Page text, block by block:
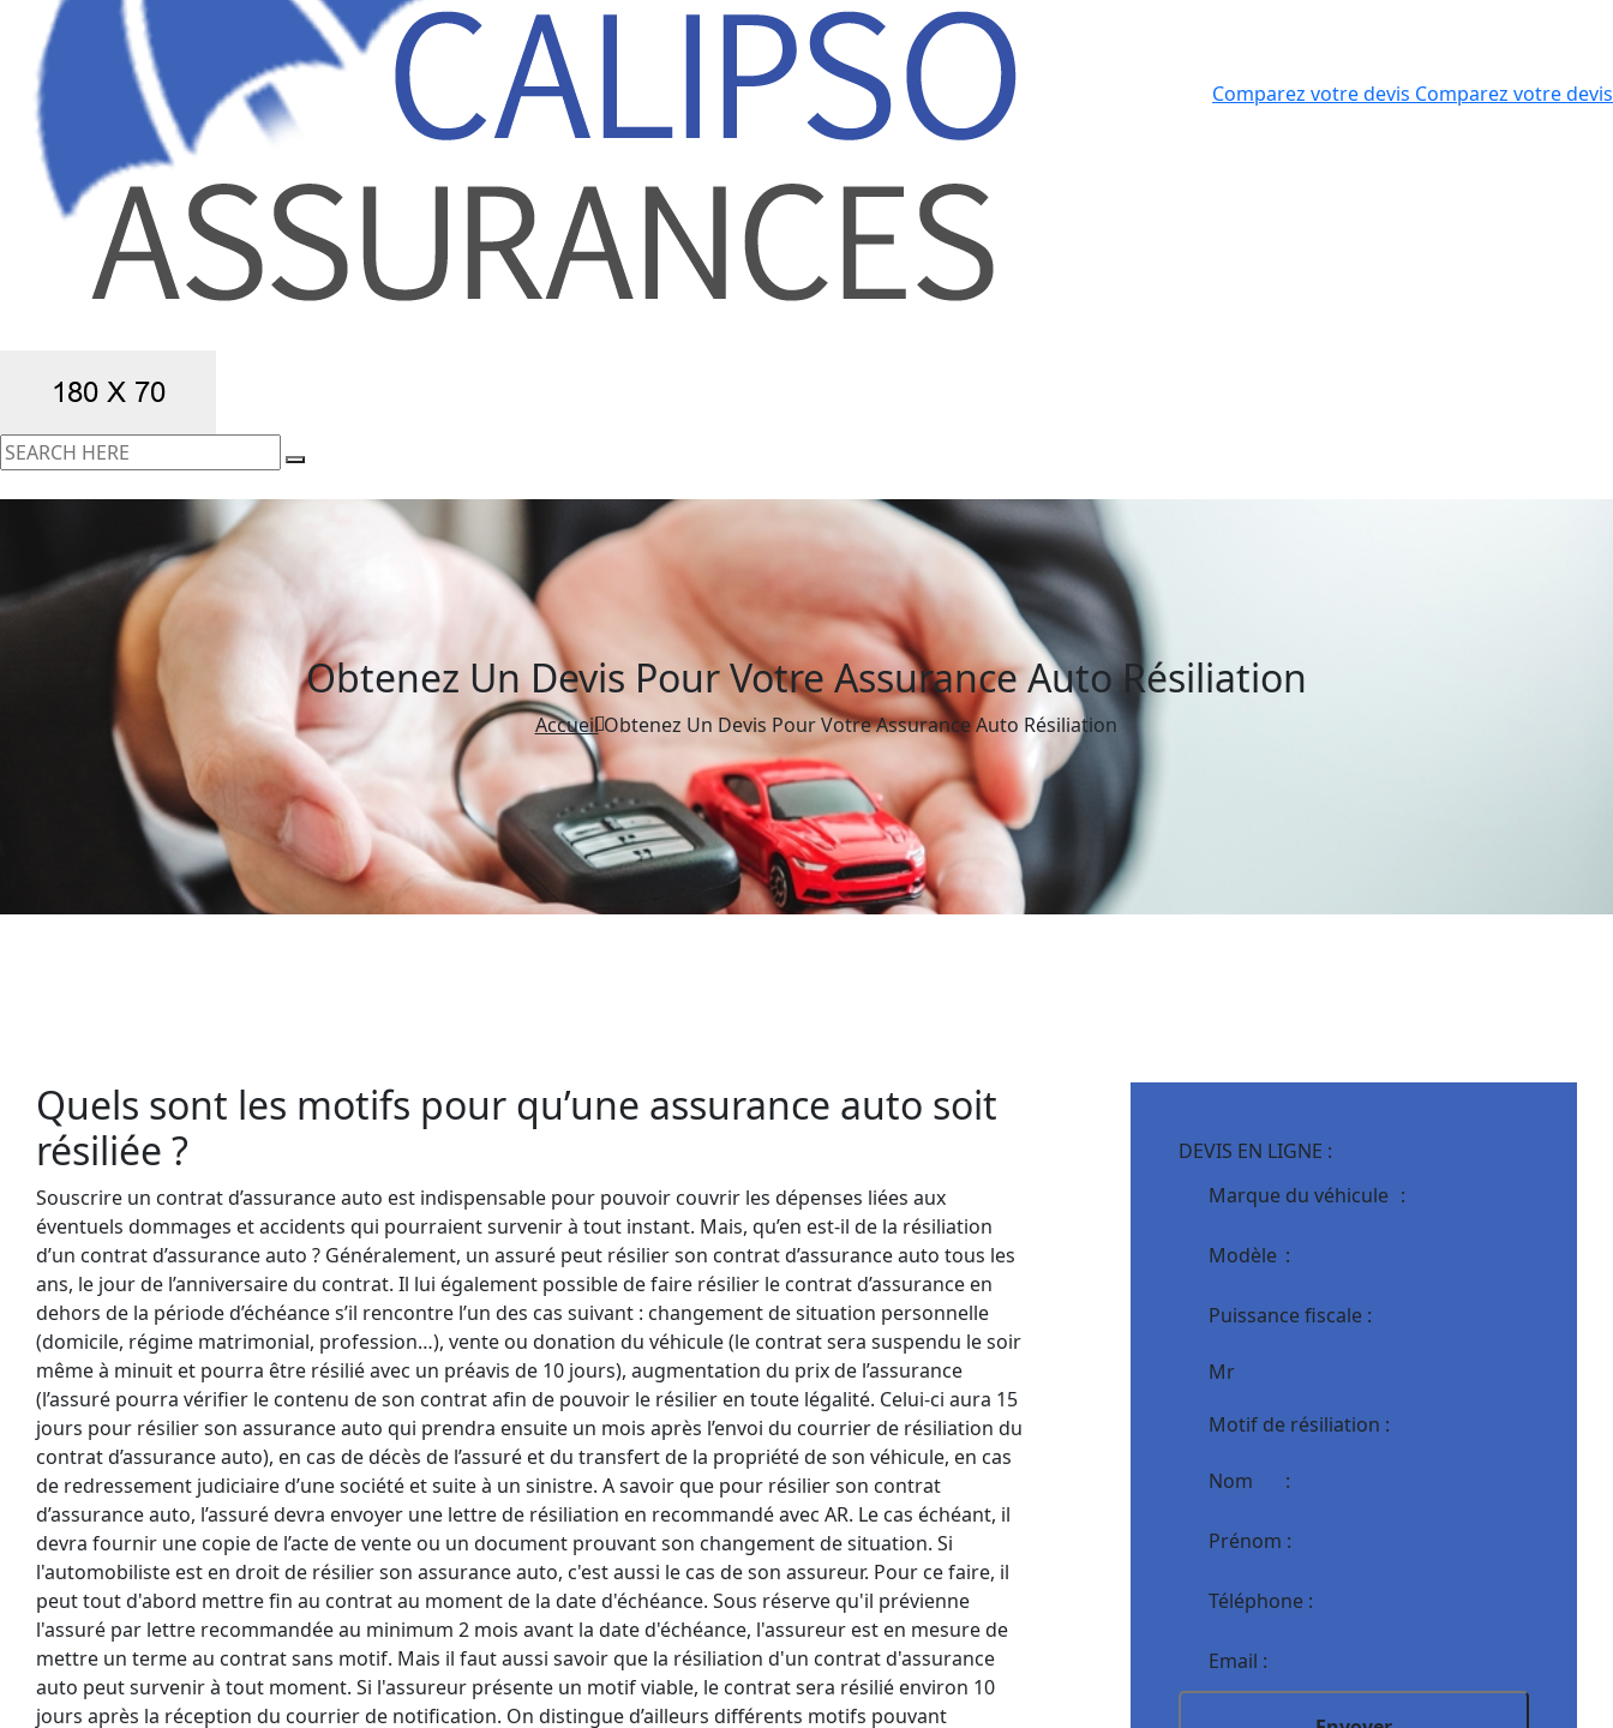
Comparez votre devis Comparez votre devis
Obtenez Un Devis Pour Votre Assurance Auto Résiliation
AccueilObtenez Un Devis Pour Votre Assurance Auto Résiliation
Quels sont les motifs pour qu’une assurance auto soit
résiliée ?
Souscrire un contrat d’assurance auto est indispensable pour pouvoir couvrir les dépenses liées aux
éventuels dommages et accidents qui pourraient survenir à tout instant. Mais, qu’en est-il de la résiliation
d’un contrat d’assurance auto ? Généralement, un assuré peut résilier son contrat d’assurance auto tous les
ans, le jour de l’anniversaire du contrat. Il lui également possible de faire résilier le contrat d’assurance en
dehors de la période d’échéance s’il rencontre l’un des cas suivant : changement de situation personnelle
(domicile, régime matrimonial, profession…), vente ou donation du véhicule (le contrat sera suspendu le soir
même à minuit et pourra être résilié avec un préavis de 10 jours), augmentation du prix de l’assurance
(l’assuré pourra vérifier le contenu de son contrat afin de pouvoir le résilier en toute légalité. Celui-ci aura 15
jours pour résilier son assurance auto qui prendra ensuite un mois après l’envoi du courrier de résiliation du
contrat d’assurance auto), en cas de décès de l’assuré et du transfert de la propriété de son véhicule, en cas
de redressement judiciaire d’une société et suite à un sinistre. A savoir que pour résilier son contrat
d’assurance auto, l’assuré devra envoyer une lettre de résiliation en recommandé avec AR. Le cas échéant, il
devra fournir une copie de l’acte de vente ou un document prouvant son changement de situation. Si
l'automobiliste est en droit de résilier son assurance auto, c'est aussi le cas de son assureur. Pour ce faire, il
peut tout d'abord mettre fin au contrat au moment de la date d'échéance. Sous réserve qu'il prévienne
l'assuré par lettre recommandée au minimum 2 mois avant la date d'échéance, l'assureur est en mesure de
mettre un terme au contrat sans motif. Mais il faut aussi savoir que la résiliation d'un contrat d'assurance
auto peut survenir à tout moment. Si l'assureur présente un motif viable, le contrat sera résilié environ 10
jours après la réception du courrier de notification. On distingue d’ailleurs différents motifs pouvant
DEVIS EN LIGNE :